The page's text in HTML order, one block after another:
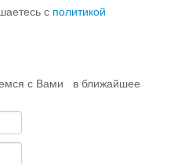
с политикой
с Вами в ближайшее